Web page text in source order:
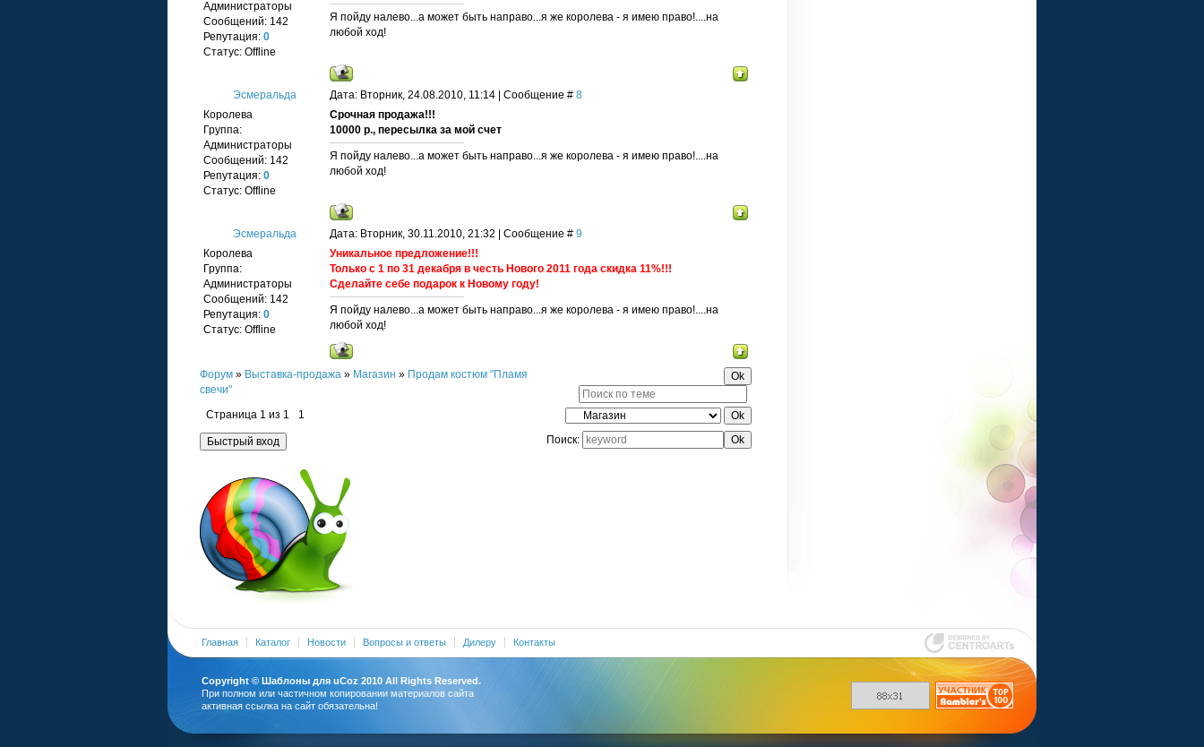
Администраторы
Сообщений: 142
Репутация: 0
Статус: Offline
Я пойду налево...а может быть направо...я же королева - я имею право!....на
любой ход!
Эсмеральда Дата: Вторник, 24.08.2010, 11:14 | Сообщение # 8
Королева
Группа:
Администраторы
Сообщений: 142
Репутация: 0
Статус: Offline
Срочная продажа!!!
10000 р., пересылка за мой счет
Я пойду налево...а может быть направо...я же королева - я имею право!....на
любой ход!
Эсмеральда Дата: Вторник, 30.11.2010, 21:32 | Сообщение # 9
Королева
Группа:
Администраторы
Сообщений: 142
Репутация: 0
Статус: Offline
Уникальное предложение!!!
Только с 1 по 31 декабря в честь Нового 2011 года скидка 11%!!!
Сделайте себе подарок к Новому году!
Я пойду налево...а может быть направо...я же королева - я имею право!....на
любой ход!
Форум » Выставка-продажа » Магазин » Продам костюм "Пламя
свечи"
Страница 1 из 1
1
Поиск:
Главная Каталог Новости Вопросы и ответы Дилеру Контакты
Шаблоны для
uCoz
Copyright © Шаблоны для uCoz 2010 All Rights Reserved.
При полном или частичном копировании материалов сайта
активная ссылка на сайт обязательна!